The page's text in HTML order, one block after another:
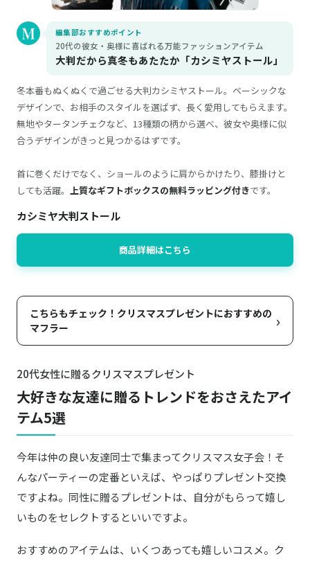
編集部おすすめポイント
20代の彼女・奥様に喜ばれる万能ファッションアイテム
大判だから真冬もあたたか「カシミヤストール」
冬本番もぬくぬくで過ごせる大判カシミヤストール。ベーシックな
デザインで、お相手のスタイルを選ばず、長く愛用してもらえます。
無地やタータンチェクなど、13種類の柄から選べ、彼女や奥様に似
合うデザインがきっと見つかるはずです。
首に巻くだけでなく、ショールのように肩からかけたり、膝掛けと
しても活躍。 上質なギフトボックスの無料ラッピング付きです。
カシミヤ大判ストール
商品詳細はこちら
こちらもチェック！クリスマスプレゼントにおすすめの
マフラー
›
20代女性に贈るクリスマスプレゼント
大好きな友達に贈るトレンドをおさえたアイ
テム5選
今年は仲の良い友達同士で集まってクリスマス女子会！そ
んなパーティーの定番といえば、やっぱりプレゼント交換
ですよね。同性に贈るプレゼントは、自分がもらって嬉し
いものをセレクトするといいですよ。
おすすめのアイテムは、いくつあっても嬉しいコスメ。ク